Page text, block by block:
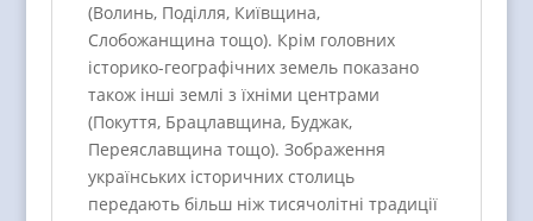
(Волинь, Поділля, Київщина,
Слобожанщина тощо). Крім головних
історико-географічних земель показано
також інші землі з їхніми центрами
(Покуття, Брацлавщина, Буджак,
Переяславщина тощо). Зображення
українських історичних столиць
передають більш ніж тисячолітні традиції